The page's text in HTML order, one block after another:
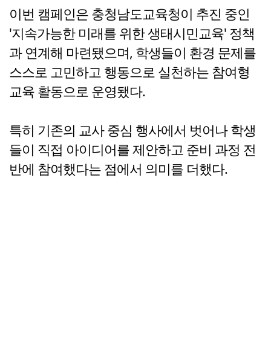
이번 캠페인은 충청남도교육청이 추진 중인
'지속가능한 미래를 위한 생태시민교육' 정책
과 연계해 마련됐으며, 학생들이 환경 문제를
스스로 고민하고 행동으로 실천하는 참여형
교육 활동으로 운영됐다.
특히 기존의 교사 중심 행사에서 벗어나 학생
들이 직접 아이디어를 제안하고 준비 과정 전
반에 참여했다는 점에서 의미를 더했다.